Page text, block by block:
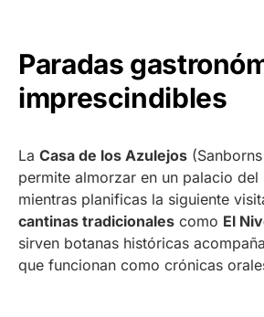
Paradas
imprescindibles
La Casa de los Azulejos
permite almorzar en un palacio del
mientras planificas la siguiente
cantinas tradicionales como El
sirven botanas históricas
que funcionan como crónicas